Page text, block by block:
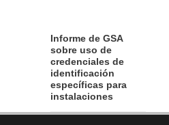
Informe de GSA
sobre uso de
credenciales de
identificación
específicas para
instalaciones